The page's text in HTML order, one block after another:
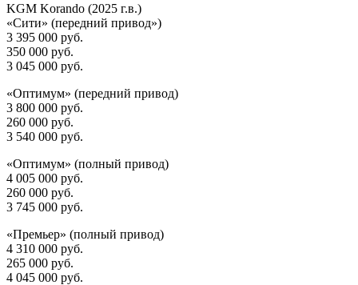
KGM Korando (2025 г.в.)
«Сити» (передний привод»)
3 395 000 руб.
350 000 руб.
3 045 000 руб.
«Оптимум» (передний привод)
3 800 000 руб.
260 000 руб.
3 540 000 руб.
«Оптимум» (полный привод)
4 005 000 руб.
260 000 руб.
3 745 000 руб.
«Премьер» (полный привод)
4 310 000 руб.
265 000 руб.
4 045 000 руб.